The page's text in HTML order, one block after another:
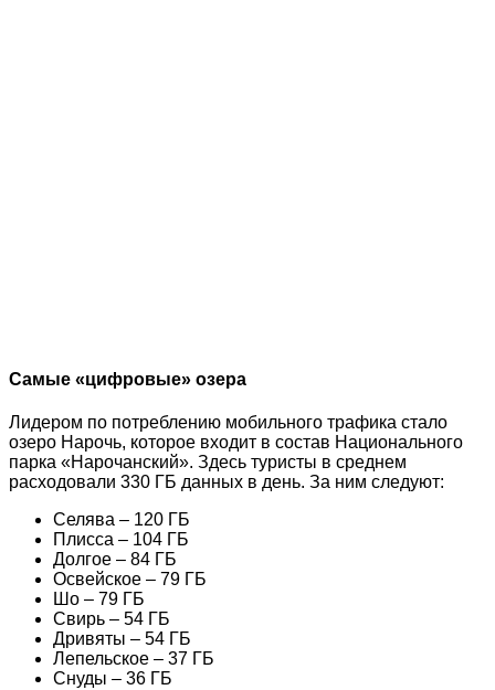
Самые «цифровые» озера
Лидером по потреблению мобильного трафика стало
озеро Нарочь, которое входит в состав Национального
парка «Нарочанский». Здесь туристы в среднем
расходовали 330 ГБ данных в день. За ним следуют:
Селява – 120 ГБ
Плисса – 104 ГБ
Долгое – 84 ГБ
Освейское – 79 ГБ
Шо – 79 ГБ
Свирь – 54 ГБ
Дривяты – 54 ГБ
Лепельское – 37 ГБ
Снуды – 36 ГБ